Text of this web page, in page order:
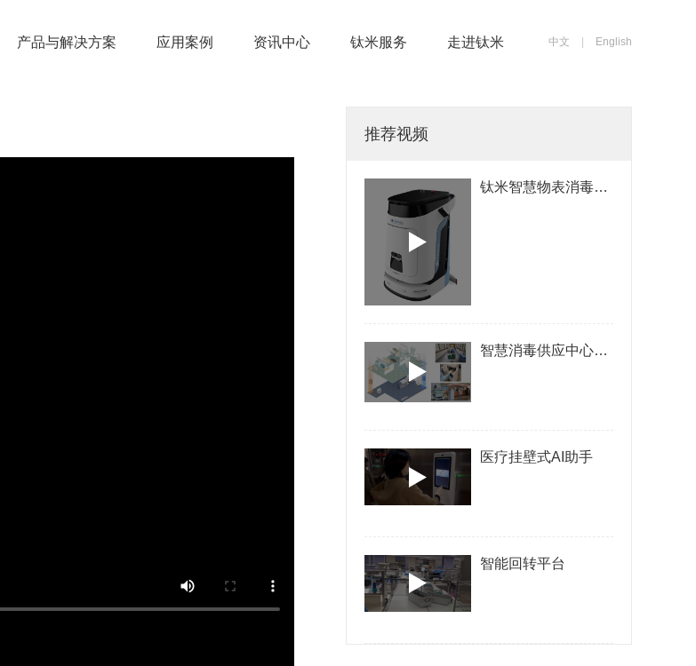
中文 English
产品与解决方案 应用案例 资讯中心 钛米服务 走进钛米 中文 English
产品与解决方案 应用案例 资讯中心 钛米服务 走进钛米
推荐视频
钛米智慧物表消毒机器人
智慧消毒供应中心解决方案-钛米机器人
医疗挂壁式AI助手
智能回转平台